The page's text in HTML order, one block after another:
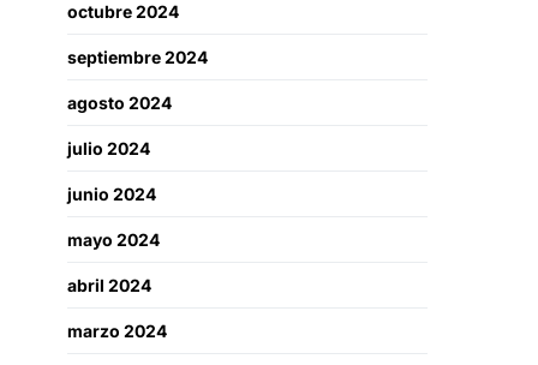
octubre 2024
septiembre 2024
agosto 2024
julio 2024
junio 2024
mayo 2024
abril 2024
marzo 2024